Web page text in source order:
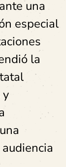
una
especial
la
y